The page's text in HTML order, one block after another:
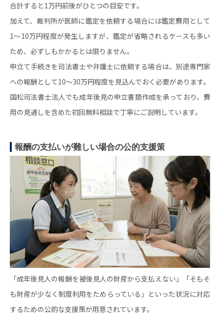
合計すると1万円前後がひとつの目安です。
加えて、裁判所が医師に鑑定を依頼する場合には鑑定費用として
1～10万円程度が発生しますが、鑑定が省略されるケースも多い
ため、必ずしもかかるとは限りません。
申立て手続きを司法書士や弁護士に依頼する場合は、別途専門家
への報酬として10～30万円程度を見込んでおく必要があります。
国松司法書士法人でも成年後見の申立書類作成を承っており、費
用の見通しを含めた初回無料相談で丁寧にご説明しています。
報酬の支払いが難しい場合の公的支援策
「成年後見人の報酬を被後見人の財産から支払えない」「そもそ
も財産が少なく制度利用をためらっている」といった状況に対応
するための公的な支援策が用意されています。